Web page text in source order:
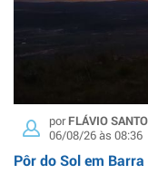
porFLÁVIO
06/08/26 às 08:36
Pôr do Sol em